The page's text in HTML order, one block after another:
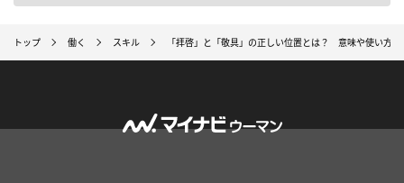
トップ 働く スキル 「拝啓」と「敬具」の正しい位置とは？ 意味や使い方・